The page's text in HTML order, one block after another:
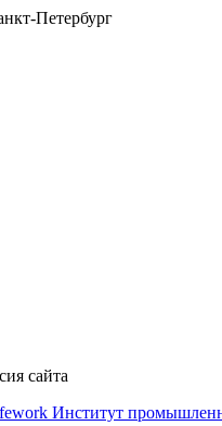
Петербург
сайта
Институт